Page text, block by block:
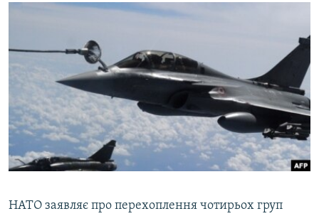
ПРИАЗОВ’Я
КИТАЙ.ВИКЛИКИ
МУЛЬТИМЕДІА
ФОТО
СПЕЦПРОЄКТИ
НАТО заявляє про перехоплення чотирьох груп